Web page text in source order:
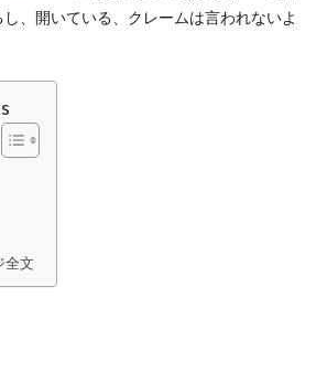
、開いている、クレームは言われないよ
全文